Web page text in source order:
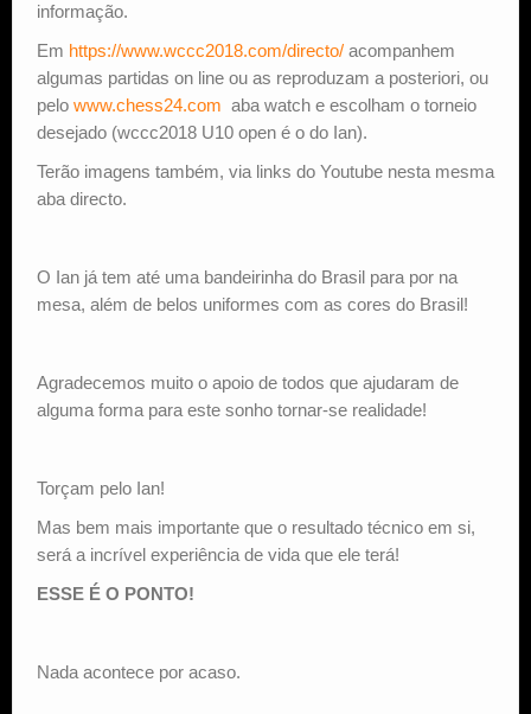
informação.
Em https://www.wccc2018.com/directo/ acompanhem
algumas partidas on line ou as reproduzam a posteriori, ou
pelo www.chess24.com aba watch e escolham o torneio
desejado (wccc2018 U10 open é o do Ian).
Terão imagens também, via links do Youtube nesta mesma
aba directo.
O Ian já tem até uma bandeirinha do Brasil para por na
mesa, além de belos uniformes com as cores do Brasil!
Agradecemos muito o apoio de todos que ajudaram de
alguma forma para este sonho tornar-se realidade!
Torçam pelo Ian!
Mas bem mais importante que o resultado técnico em si,
será a incrível experiência de vida que ele terá!
ESSE É O PONTO!
Nada acontece por acaso.